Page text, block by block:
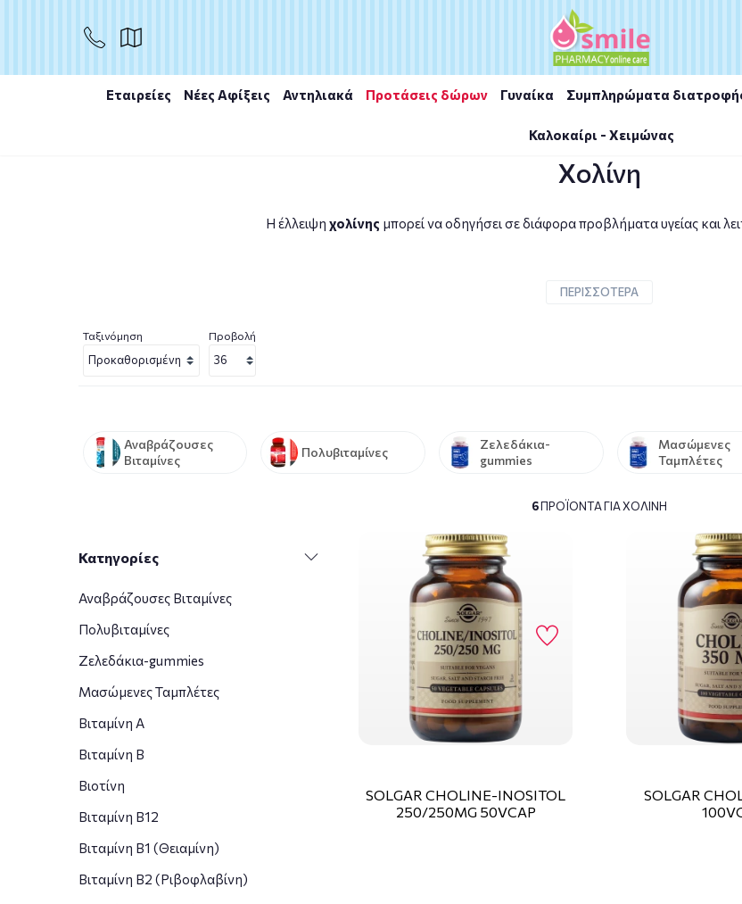
Εταιρείες Νέες Αφίξεις Αντηλιακά Προτάσεις δώρων Γυναίκα Συμπληρώματα
Καλοκαίρι - Χειμώνας
Χολίνη
Η έλλειψη χολίνης μπορεί να οδηγήσει σε διάφορα προβλήματα υγείας και
ΠΕΡΙΣΣΟΤΕΡΑ
Ταξινόμηση Προβολή
Αναβράζουσες
Βιταμίνες
Πολυβιταμίνες
Ζελεδάκια-
gummies
Μασώμενες
Ταμπλέτες
6ΠΡΟΪΌΝΤΑ ΓΙΑ ΧΟΛΊΝΗ
Κατηγορίες
Αναβράζουσες Βιταμίνες
Πολυβιταμίνες
Ζελεδάκια-gummies
Μασώμενες Ταμπλέτες
Βιταμίνη Α
Βιταμίνη Β
Βιοτίνη
Βιταμίνη B12
Βιταμίνη B1 (Θειαμίνη)
Βιταμίνη Β2 (Ριβοφλαβίνη)
SOLGAR CHOLINE-INOSITOL
250/250MG 50VCAP
SOLGAR